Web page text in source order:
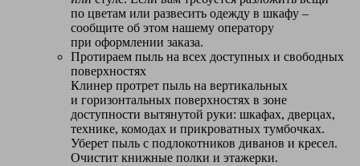
по цветам или развесить одежду в шкафу –
сообщите об этом нашему оператору
при оформлении заказа.
Протираем пыль на всех доступных и свободных
поверхностях
Клинер протрет пыль на вертикальных
и горизонтальных поверхностях в зоне
доступности вытянутой руки: шкафах, дверцах,
технике, комодах и прикроватных тумбочках.
Уберет пыль с подлокотников диванов и кресел.
Очистит книжные полки и этажерки.